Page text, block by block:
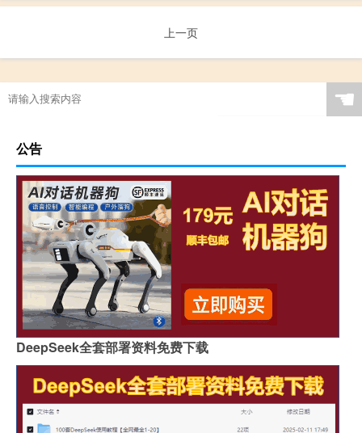
上一页
☚
公告
DeepSeek全套部署资料免费下载